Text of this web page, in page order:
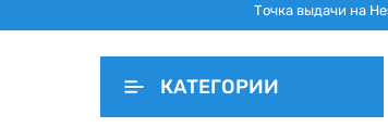
Точка выдачи на
КАТЕГОРИИ